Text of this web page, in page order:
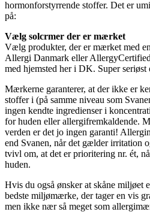
hormonforstyrrende stoffer. Det er
på:
Vælg solcrmer der er mærket
Vælg produkter, der er mærket med
Allergi Danmark eller
med hjemsted her i DK. Super
Mærkerne garanterer, at der ikke er
stoffer i (på samme niveau som
ingen kendte ingredienser i
for huden eller allergifremkaldende.
verden er det jo ingen garanti!
end Svanen, når det gælder irritation
tvivl om, at det er prioritering nr. ét,
huden.
Hvis du også ønsker at skåne miljøet
bedste miljømærke, der tager en vis
men ikke nær så meget som